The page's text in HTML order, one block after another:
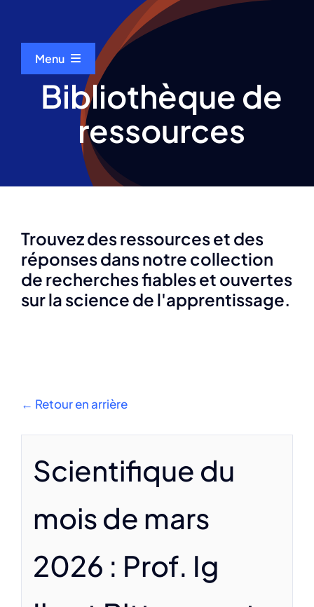
Menu
Accueil
À propos de nous
Evénements
Bibliothèque de ressources
Scientifique du mois
Bibliothèque de
ressources
Trouvez des ressources et des
réponses dans notre collection
de recherches fiables et ouvertes
sur la science de l'apprentissage.
← Retour en arrière
Scientifique du
mois de mars
2026 : Prof. Ig